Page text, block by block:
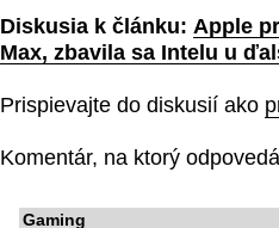
Diskusia k článku: Apple
Max, zbavila sa Intelu u
Prispievajte do diskusií ako
Komentár, na ktorý
Gaming